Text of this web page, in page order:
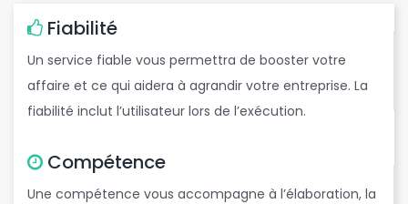
e
e
Fiabilité
Un service fiable vous permettra de booster votre
affaire et ce qui aidera à agrandir votre entreprise. La
fiabilité inclut l’utilisateur lors de l’exécution.
Compétence
Une compétence vous accompagne à l’élaboration, la